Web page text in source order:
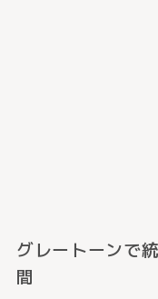
グレートーンで
間